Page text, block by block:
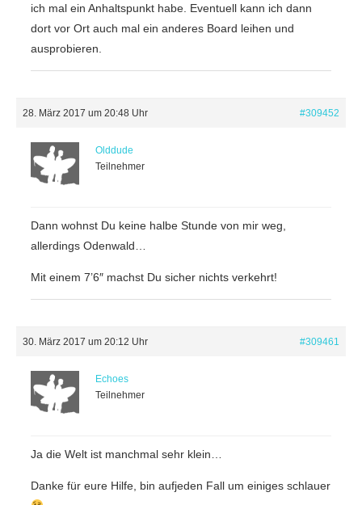
ich mal ein Anhaltspunkt habe. Eventuell kann ich dann
dort vor Ort auch mal ein anderes Board leihen und
ausprobieren.
28. März 2017 um 20:48 Uhr #309452
Olddude
Teilnehmer
Dann wohnst Du keine halbe Stunde von mir weg,
allerdings Odenwald…
Mit einem 7’6″ machst Du sicher nichts verkehrt!
30. März 2017 um 20:12 Uhr #309461
Echoes
Teilnehmer
Ja die Welt ist manchmal sehr klein…
Danke für eure Hilfe, bin aufjeden Fall um einiges schlauer